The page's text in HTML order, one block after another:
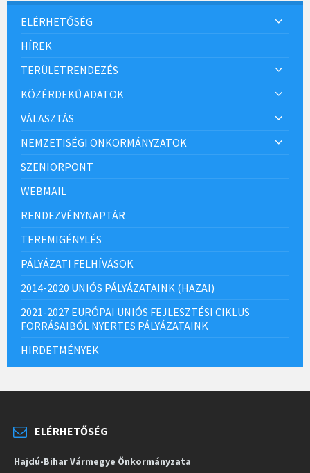
ELÉRHETŐSÉG
HÍREK
TERÜLETRENDEZÉS
KÖZÉRDEKŰ ADATOK
VÁLASZTÁS
NEMZETISÉGI ÖNKORMÁNYZATOK
SZENIORPONT
WEBMAIL
RENDEZVÉNYNAPTÁR
TEREMIGÉNYLÉS
PÁLYÁZATI FELHÍVÁSOK
2014-2020 UNIÓS PÁLYÁZATAINK (HAZAI)
2021-2027 EURÓPAI UNIÓS FEJLESZTÉSI CIKLUS
FORRÁSAIBÓL NYERTES PÁLYÁZATAINK
HIRDETMÉNYEK
ELÉRHETŐSÉG
Hajdú-Bihar Vármegye Önkormányzata